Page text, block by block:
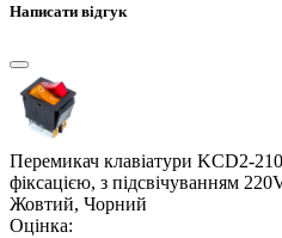
Написати відгук
Перемикач клавіатури KCD2-
фіксацією, з підсвічуванням
Жовтий, Чорний
Оцінка: